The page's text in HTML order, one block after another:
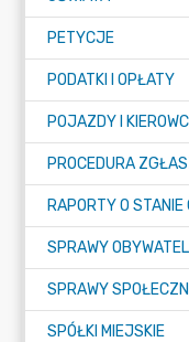
PETYCJE
PODATKI I OPŁATY
POJAZDY I
RAPORTY O STANIE
SPRAWY
SPRAWY
SPÓŁKI MIEJSKIE